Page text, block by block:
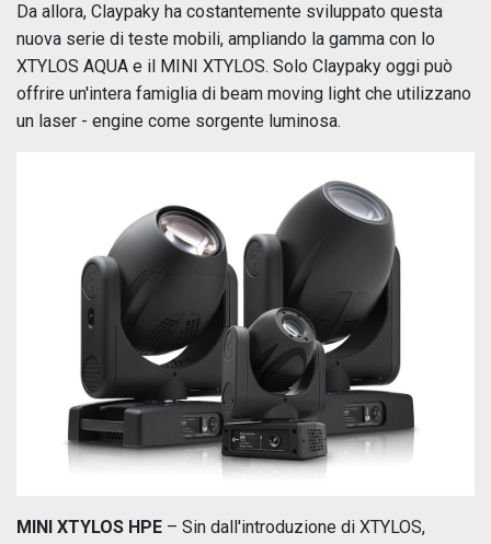
Da allora, Claypaky ha costantemente sviluppato questa
nuova serie di teste mobili, ampliando la gamma con lo
XTYLOS AQUA e il MINI XTYLOS. Solo Claypaky oggi può
offrire un'intera famiglia di beam moving light che utilizzano
un laser - engine come sorgente luminosa.
MINI XTYLOS HPE – Sin dall'introduzione di XTYLOS,